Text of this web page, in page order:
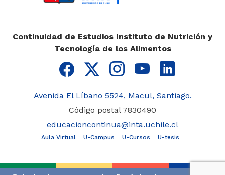
Continuidad de Estudios Instituto de Nutrición y
Tecnología de los Alimentos
Avenida El Líbano 5524, Macul, Santiago.
Código postal 7830490
educacioncontinua@inta.uchile.cl
Aula Virtual U-Campus U-Cursos U-tesis